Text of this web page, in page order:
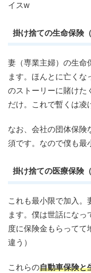
イスw
掛け捨ての生命保険（
妻（専業主婦）の生命
ます。ほんとに亡くな
のストーリーに賭けた
だけ。これで暫くは凌
なお、会社の団体保険
須です。なので僕も最
掛け捨ての医療保険（
これも最小限で加入。
ます。僕は世話にな
度に保険金もらってて
違う）
これらの自動車保険と